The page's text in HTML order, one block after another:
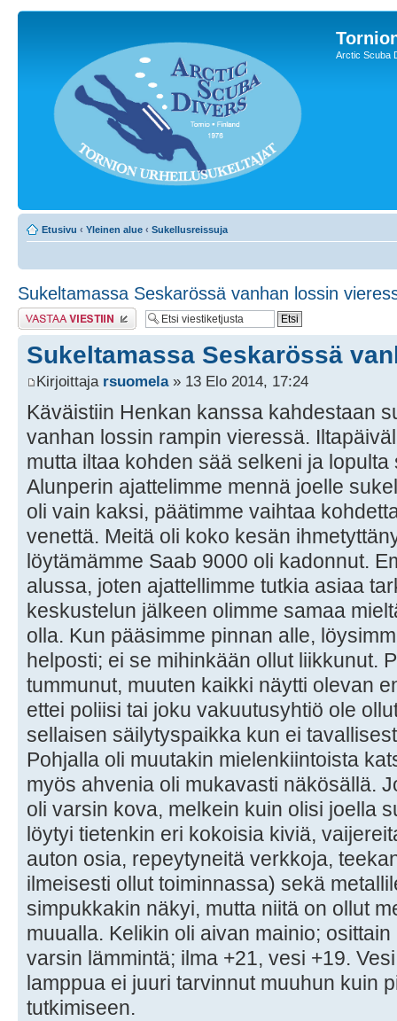
Arctic Scuba
Etusivu ‹ Yleinen alue ‹ Sukellusreissuja
Sukeltamassa Seskarössä vanhan lossin
Lähetä vastaus
Sukeltamassa Seskarössä
Kirjoittaja rsuomela» 13 Elo 2014, 17:24
Käväistiin Henkan kanssa kahdestaan
vanhan lossin rampin vieressä.
mutta iltaa kohden sää selkeni ja
Alunperin ajattelimme mennä joelle
oli vain kaksi, päätimme vaihtaa
venettä. Meitä oli koko kesän
löytämämme Saab 9000 oli kadonnut.
alussa, joten ajattellimme tutkia asiaa
keskustelun jälkeen olimme samaa
olla. Kun pääsimme pinnan alle,
helposti; ei se mihinkään ollut liikkunut.
tummunut, muuten kaikki näytti olevan
ettei poliisi tai joku vakuutusyhtiö ole
sellaisen säilytyspaikka kun ei
Pohjalla oli muutakin mielenkiintoista
myös ahvenia oli mukavasti näkösällä.
oli varsin kova, melkein kuin olisi joella
löytyi tietenkin eri kokoisia kiviä,
auton osia, repeytyneitä verkkoja,
ilmeisesti ollut toiminnassa) sekä
simpukkakin näkyi, mutta niitä on ollut
muualla. Kelikin oli aivan mainio;
varsin lämmintä; ilma +21, vesi +19.
lamppua ei juuri tarvinnut muuhun kuin
tutkimiseen.